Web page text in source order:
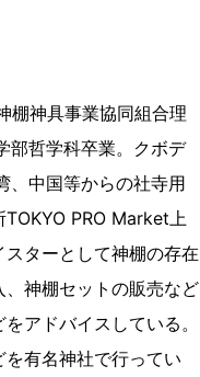
棚神具事業協同組合理
部哲学科卒業。クボデ
、中国等からの社寺用
PRO Market上
ターとして神棚の存在
神棚セットの販売など
アドバイスしている。
有名神社で行ってい